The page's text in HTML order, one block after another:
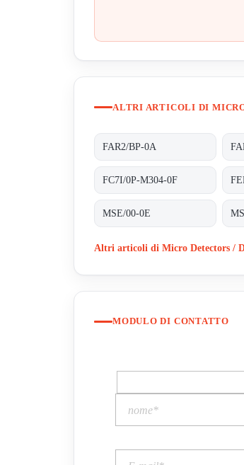
ALTRI ARTICOLI DI
FAR2/BP-0A
FC7I/0P-M304-0F
MSE/00-0E
Altri articoli di Micro Detectors /
MODULO DI CONTATTO